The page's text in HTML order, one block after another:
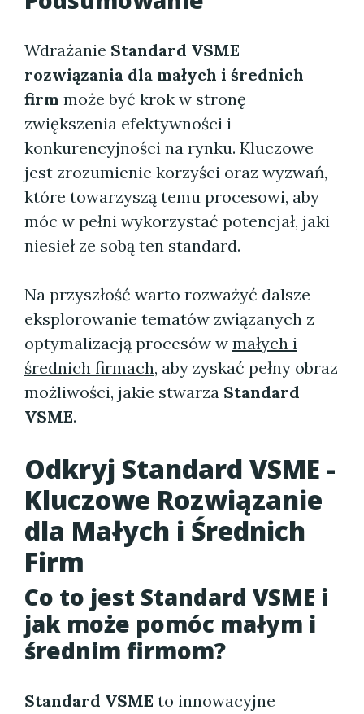
Wdrażanie Standard VSME
rozwiązania dla małych i średnich
firm może być krok w stronę
zwiększenia efektywności i
konkurencyjności na rynku. Kluczowe
jest zrozumienie korzyści oraz wyzwań,
które towarzyszą temu procesowi, aby
móc w pełni wykorzystać potencjał, jaki
niesieł ze sobą ten standard.
Na przyszłość warto rozważyć dalsze
eksplorowanie tematów związanych z
optymalizacją procesów w małych i
średnich firmach, aby zyskać pełny obraz
możliwości, jakie stwarza Standard
VSME.
Odkryj Standard VSME -
Kluczowe Rozwiązanie
dla Małych i Średnich
Firm
Co to jest Standard VSME i
jak może pomóc małym i
średnim firmom?
Standard VSME to innowacyjne